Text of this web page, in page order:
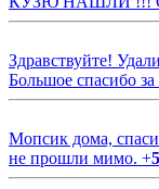
Здравствуйте!
Большое спасибо
Мопсик дома,
не прошли мимо. +5